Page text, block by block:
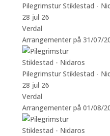
Pilegrimstur Stiklestad -
28 jul 26
Verdal
Arrangementer på 31/07/
Pilegrimstur Stiklestad -
28 jul 26
Verdal
Arrangementer på 01/08/